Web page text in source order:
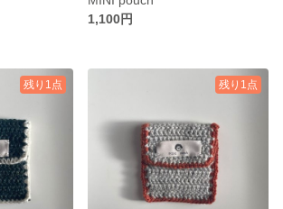
1,100円
残り1点 残り1点